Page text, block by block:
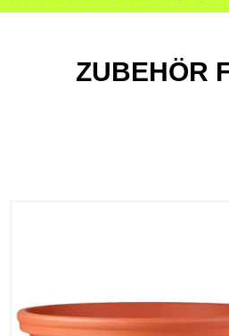
ZUBEHÖR